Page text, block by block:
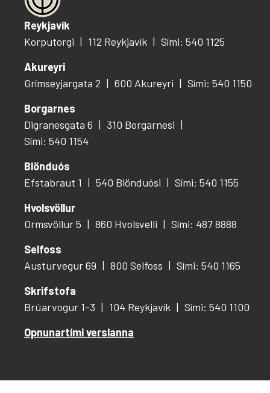
Reykjavík
Korputorgi
112 Reykjavík
Sími: 540 1125
Akureyri
Grímseyjargata 2
600 Akureyri
Sími: 540 1150
Borgarnes
Digranesgata 6
310 Borgarnesi
Sími: 540 1154
Blönduós
Efstabraut 1
540 Blönduósi
Sími: 540 1155
Hvolsvöllur
Ormsvöllur 5
860 Hvolsvelli
Sími: 487 8888
Selfoss
Austurvegur 69
800 Selfoss
Sími: 540 1165
Skrifstofa
Brúarvogur 1-3
104 Reykjavík
Sími: 540 1100
Opnunartími verslanna